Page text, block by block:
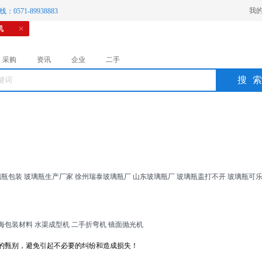
：0571-89938883 我
采购 资讯 企业 二手
搜索
包装 玻璃瓶生产厂家 徐州瑞泰玻璃瓶厂 山东玻璃瓶厂 玻璃瓶盖打不开 玻璃瓶可乐
包装材料 水渠成型机 二手折弯机 镜面抛光机
别，避免引起不必要的纠纷和造成损失！